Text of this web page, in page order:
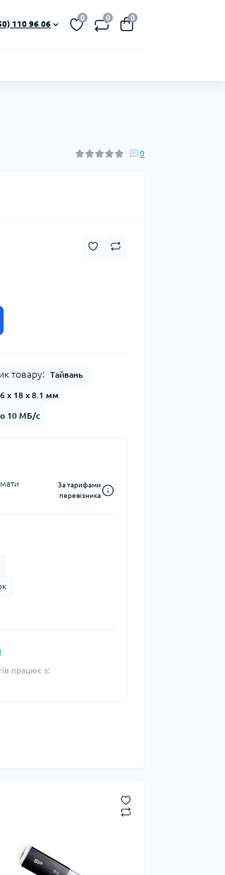
110 96 06
0 0 0
0
товару: Тайвань
x 18 x 8.1 мм
10 МБ/с
За тарифами
перевізника
працює з: